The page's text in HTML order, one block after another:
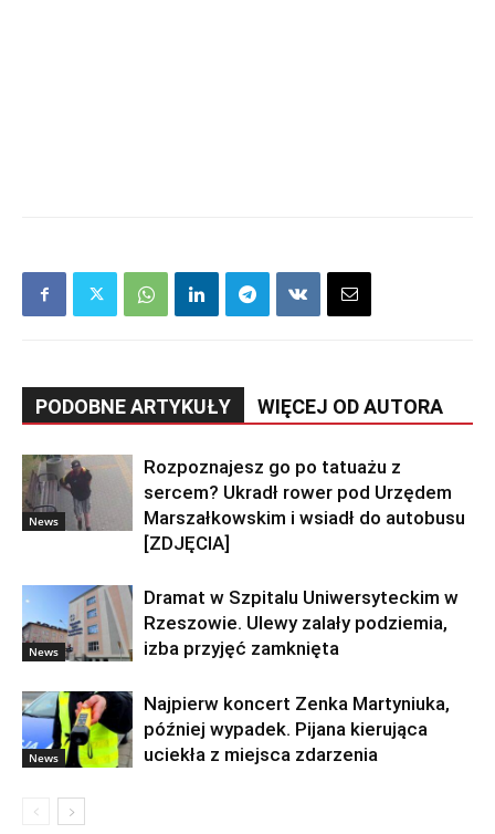
PODOBNE ARTYKUŁY WIĘCEJ OD AUTORA
News
Rozpoznajesz go po tatuażu z
sercem? Ukradł rower pod Urzędem
Marszałkowskim i wsiadł do autobusu
[ZDJĘCIA]
News
Dramat w Szpitalu Uniwersyteckim w
Rzeszowie. Ulewy zalały podziemia,
izba przyjęć zamknięta
News
Najpierw koncert Zenka Martyniuka,
później wypadek. Pijana kierująca
uciekła z miejsca zdarzenia